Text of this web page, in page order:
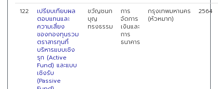
122
เปรียบเทียบผล
ตอบแทนและ
ความเสี่ยง
ของกองทุนรวม
ตราสารทุนที่
บริหารแบบเชิง
รุก (Active
Fund) และแบบ
เชิงรับ
(Passive
ขวัญชนก
บุญ
ทรงธรรม
การ
จัดการ
เงินและ
การ
ธนาคาร
กรุงเทพมหานคร
(หัวหมาก)
2564